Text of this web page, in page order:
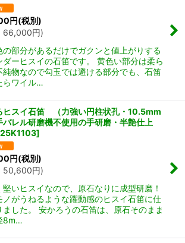
円(税別)
66,000円)
の部分があるだけでガクンと値上がりする
ダーヒスイの石笛です。 黄色い部分は柔ら
純物なので勾玉では避ける部分でも、石笛
らワイル…
ヒスイ石笛 （力強い円柱状孔・10.5mm
バレル研磨機不使用の手研磨・半艶仕上
25K1103]
円(税別)
50,600円)
堅いヒスイなので、原石なりに成型研磨！
ノがうねるような躍動感のヒスイ石笛に仕
ました。 安かろうの石笛は、原石そのまま
8m…